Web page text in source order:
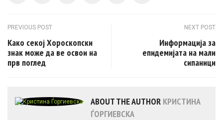
Post navigation
PREVIOUS POST
Како секој Хороскопски
знак може да ве освои на
прв поглед
NEXT POST
Информација за
епидемијата на мали
сипаници
ABOUT THE AUTHOR КРИСТИНА
ЃОРГИЕВСКА